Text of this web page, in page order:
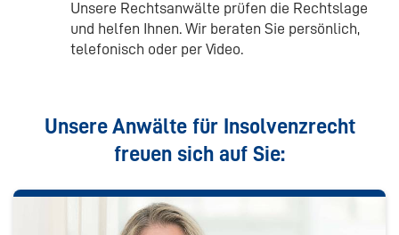
Unsere Rechtsanwälte prüfen die Rechtslage
und helfen Ihnen. Wir beraten Sie persönlich,
telefonisch oder per Video.
Unsere Anwälte für Insolvenzrecht
freuen sich auf Sie: